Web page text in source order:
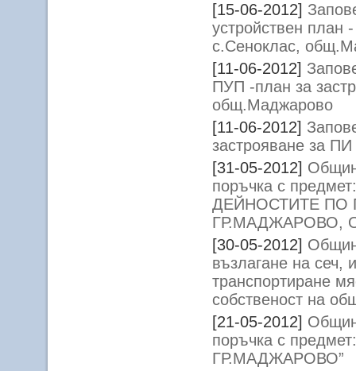
[15-06-2012]
устройствен план
с.Сеноклас,
[11-06-2012]
ПУП -план за
общ.Маджарово
[11-06-2012]
застрояване за
[31-05-2012]
поръчка с
ДЕЙНОСТИТЕ ПО
ГР.МАДЖАРОВО,
[30-05-2012]
възлагане на сеч,
транспортиране
собственост на
[21-05-2012]
поръчка с
ГР.МАДЖАРОВО”